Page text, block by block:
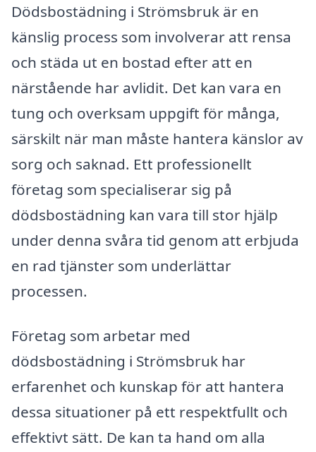
Dödsbostädning i Strömsbruk är en
känslig process som involverar att rensa
och städa ut en bostad efter att en
närstående har avlidit. Det kan vara en
tung och overksam uppgift för många,
särskilt när man måste hantera känslor av
sorg och saknad. Ett professionellt
företag som specialiserar sig på
dödsbostädning kan vara till stor hjälp
under denna svåra tid genom att erbjuda
en rad tjänster som underlättar
processen.
Företag som arbetar med
dödsbostädning i Strömsbruk har
erfarenhet och kunskap för att hantera
dessa situationer på ett respektfullt och
effektivt sätt. De kan ta hand om alla